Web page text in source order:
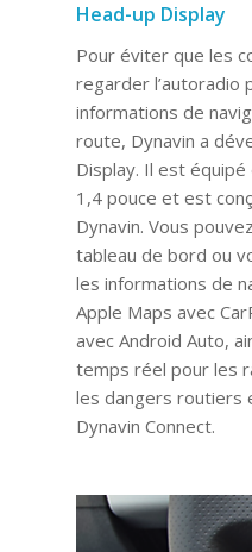
Head-up Display
Pour éviter que les
regarder l’autoradio
informations de
route, Dynavin a
Display. Il est équipé
1,4 pouce et est
Dynavin. Vous
tableau de bord ou
les informations de
Apple Maps avec
avec Android Auto,
temps réel pour les
les dangers routiers
Dynavin Connect.